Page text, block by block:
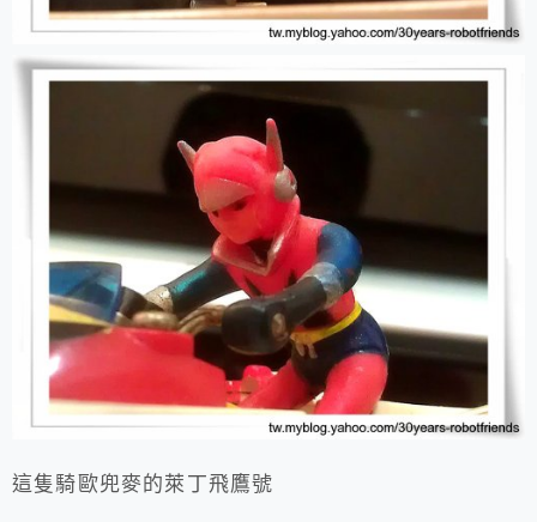
這隻騎歐兜麥的萊丁飛鷹號